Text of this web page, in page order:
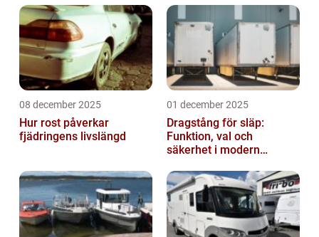
08 december 2025
Hur rost påverkar
fjädringens livslängd
01 december 2025
Dragstång för släp:
Funktion, val och
säkerhet i modern